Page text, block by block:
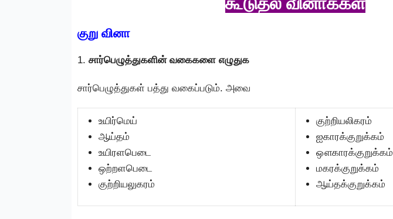
குறு வினா
1. சார்பெழுத்துகளின் வகைகளை எழுதுக
சார்பெழுத்துகள் பத்து வகைப்படும். அவை
உயிர்மெய்
ஆய்தம்
உயிரளபெடை
ஒற்றளபெடை
குற்றியலுகரம்
குற்றியலிகரம்
ஐகாரக்குறுக்கம்
ஔகாரக்குறுக்கம்
மகரக்குறுக்கம்
ஆய்தக்குறுக்கம்